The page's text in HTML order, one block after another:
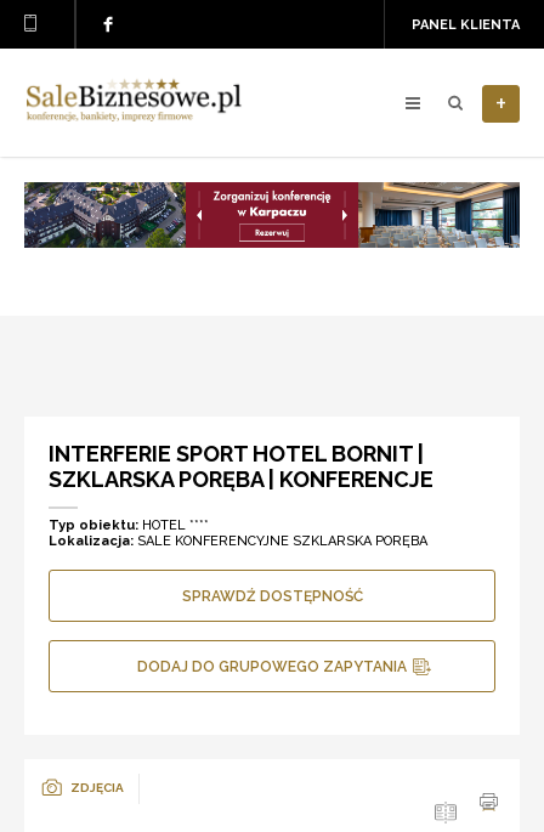
PANEL KLIENTA
+
INTERFERIE SPORT HOTEL BORNIT |
SZKLARSKA PORĘBA | KONFERENCJE
Typ obiektu: HOTEL ****
Lokalizacja: SALE KONFERENCYJNE SZKLARSKA PORĘBA
SPRAWDŹ DOSTĘPNOŚĆ
DODAJ DO GRUPOWEGO ZAPYTANIA
ZDJĘCIA